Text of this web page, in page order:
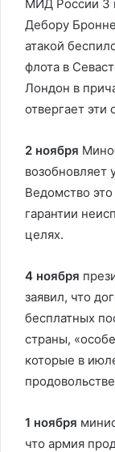
МИД России 3
Дебору
атакой
флота в
Лондон в
отвергает эти
2 ноября
возобновляет
Ведомство
гарантии
целях.
4 ноября
заявил, что
бесплатных
страны,
которые в
1 ноября
что армия